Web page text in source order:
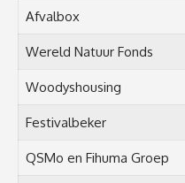
Afvalbox
Wereld Natuur Fonds
Woodyshousing
Festivalbeker
QSMo en Fihuma Groep